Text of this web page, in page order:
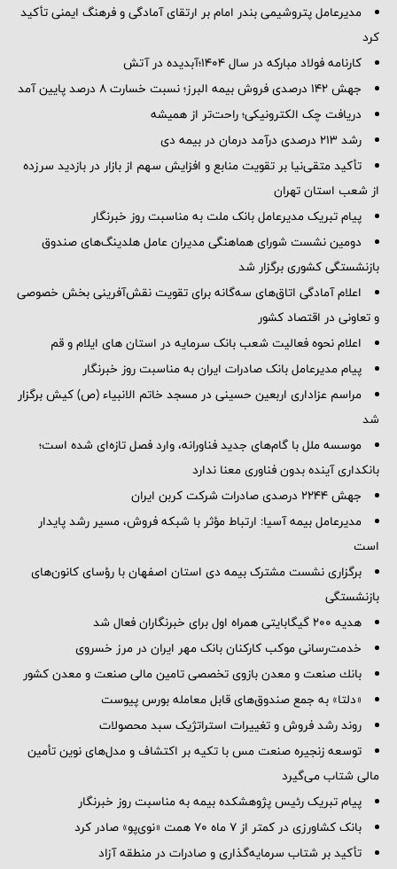
مدیرعامل پتروشیمی بندر امام بر ارتقای آمادگی و فرهنگ ایمنی تأکید
کرد
کارنامه فولاد مبارکه در سال ۱۴۰۴؛آبدیده در آتش
جهش 142 درصدی فروش بیمه البرز؛ نسبت خسارت 8 درصد پایین آمد
دریافت چک الکترونیکی؛ راحت‌تر از همیشه
رشد ۲۱۳ درصدی درآمد درمان در بیمه دی
تأکید متقی‌نیا بر تقویت منابع و افزایش سهم از بازار در بازدید سرزده
از شعب استان تهران
پیام تبریک مدیرعامل بانک ملت به مناسبت روز خبرنگار
دومین نشست شورای هماهنگی مدیران عامل هلدینگ‌های صندوق
بازنشستگی کشوری برگزار شد
اعلام آمادگی اتاق‌های سه‌گانه برای تقویت نقش‌آفرینی بخش خصوصی
و تعاونی در اقتصاد کشور
اعلام نحوه فعالیت شعب بانک سرمایه در استان های ایلام و قم
پیام مدیرعامل بانک صادرات ایران به مناسبت روز خبرنگار
مراسم عزاداری اربعین حسینی در مسجد خاتم ‌الانبیاء (ص) کیش برگزار
شد
موسسه ملل با گام‌های جدید فناورانه، وارد فصل تازه‌ای شده است؛
بانکداری آینده بدون فناوری معنا ندارد
جهش ۲۲۴۴ درصدی صادرات شرکت کربن ایران
مدیرعامل بیمه آسیا: ارتباط مؤثر با شبکه فروش، مسیر رشد پایدار
است
برگزاری نشست مشترک بیمه دی استان اصفهان با رؤسای کانون‌های
بازنشستگی
هدیه ۲۰۰ گیگابایتی همراه اول برای خبرنگاران فعال شد
خدمت‌رسانی موکب کارکنان بانک مهر ایران در مرز خسروی
بانك صنعت و معدن بازوی تخصصی تامین مالی صنعت و معدن كشور
«دلتا» به جمع صندوق‌های قابل معامله بورس پیوست
روند رشد فروش و تغییرات استراتژیک سبد محصولات
توسعه زنجیره صنعت مس با تکیه بر اکتشاف و مدل‌های نوین تأمین
مالی شتاب می‌گیرد
پیام تبریک رئیس پژوهشکده بیمه به مناسبت روز خبرنگار
بانک کشاورزی در کمتر از ۷ ماه ۷۰ همت «نوی‌پو» صادر کرد
تأکید بر شتاب سرمایه‌گذاری و صادرات در منطقه آزاد